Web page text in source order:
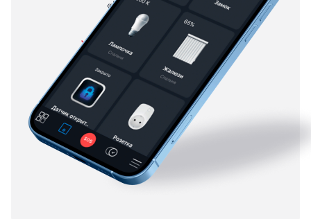
«Кнопка SOS» доступна
на особых условиях для
абонентов, купивших
оборудование в
рассрочку — от 299